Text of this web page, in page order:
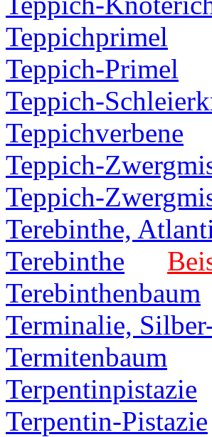
Teppichprimel
Teppich-Primel
Teppich-
Teppichverbene
Teppich-
Teppich-
Terebinthe,
Terebinthe
Terebinthenbaum
Terminalie,
Termitenbaum
Terpentinpistazie
Terpentin-Pistazie